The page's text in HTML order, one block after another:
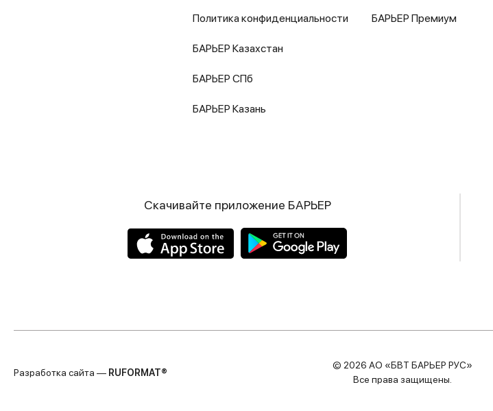
Политика конфиденциальности
БАРЬЕР Казахстан
БАРЬЕР СПб
БАРЬЕР Казань
БАРЬЕР Премиум
Скачивайте приложение БАРЬЕР
Разработка сайта — RUFORMAT®
© 2026 АО «БВТ БАРЬЕР РУС»
Все права защищены.